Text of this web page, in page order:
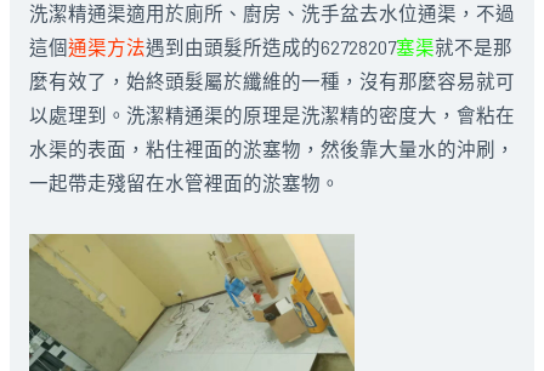
洗潔精通渠適用於廁所、廚房、洗手盆去水位通渠，不過
這個通渠方法遇到由頭髮所造成的62728207塞渠就不是那
麼有效了，始終頭髮屬於纖維的一種，沒有那麼容易就可
以處理到。洗潔精通渠的原理是洗潔精的密度大，會粘在
水渠的表面，粘住裡面的淤塞物，然後靠大量水的沖刷，
一起帶走殘留在水管裡面的淤塞物。